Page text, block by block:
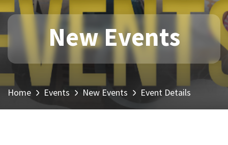
New Events
Home Events New Events Event Details